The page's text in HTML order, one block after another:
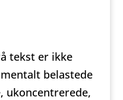
tekst er ikke
belastede
ukoncentrerede,